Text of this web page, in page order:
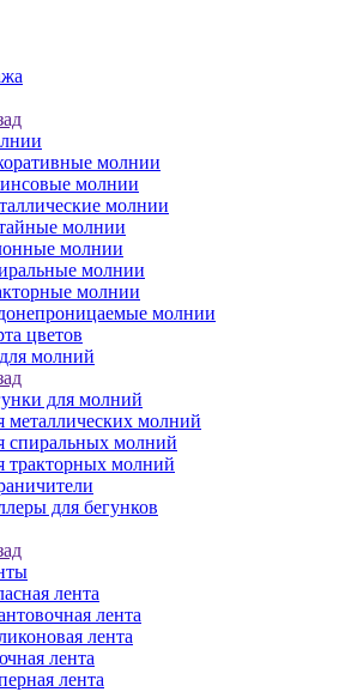
молнии
молнии
молнии
молнии
молнии
молнии
молнии
молнии
цветов
молний
для молний
металлических молний
спиральных молний
тракторных молний
для бегунков
лента
лента
лента
лента
лента